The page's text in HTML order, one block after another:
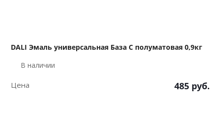
DALI Эмаль универсальная База С полуматовая 0,9кг
В наличии
Цена 485 руб.